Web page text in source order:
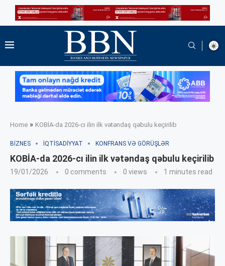
Home » KOBİA-da 2026-cı ilin ilk vətəndaş qəbulu keçirilib
BIZNES İQTISADIYYAT KONFRANS VƏ GÖRÜŞLƏR
KOBİA-da 2026-cı ilin ilk vətəndaş qəbulu keçirilib
19/01/2026 0 comments 0 views 1 minutes read